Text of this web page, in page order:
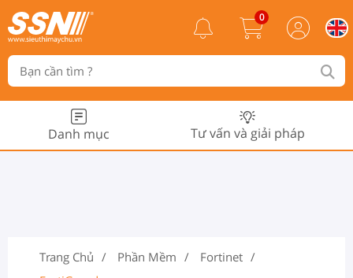
0
Danh mục Tư vấn và giải pháp
Trang Chủ Phần Mềm
Fortinet